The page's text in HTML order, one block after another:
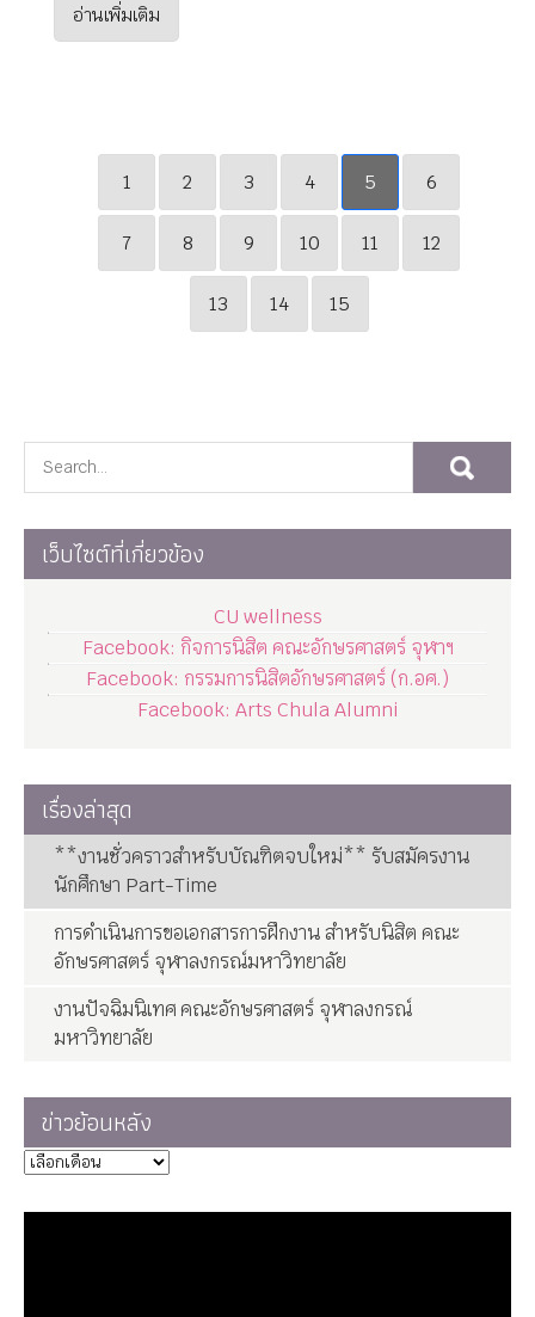
อ่านเพิ่มเติม
1 2 3 4 5 6
7 8 9 10 11 12
13 14 15
เว็บไซต์ที่เกี่ยวข้อง
CU wellness
Facebook: กิจการนิสิต คณะอักษรศาสตร์ จุฬาฯ
Facebook: กรรมการนิสิตอักษรศาสตร์ (ก.อศ.)
Facebook: Arts Chula Alumni
เรื่องล่าสุด
**งานชั่วคราวสำหรับบัณฑิตจบใหม่** รับสมัครงาน
นักศึกษา Part-Time
การดำเนินการขอเอกสารการฝึกงาน สำหรับนิสิต คณะ
อักษรศาสตร์ จุฬาลงกรณ์มหาวิทยาลัย
งานปัจฉิมนิเทศ คณะอักษรศาสตร์ จุฬาลงกรณ์
มหาวิทยาลัย
ข่าวย้อนหลัง